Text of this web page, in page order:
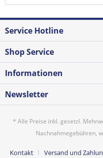
Service Hotline
Shop Service
Informationen
Newsletter
* Alle Preise inkl. gesetzl.
Nachnahmegebühren,
Kontakt Versand und